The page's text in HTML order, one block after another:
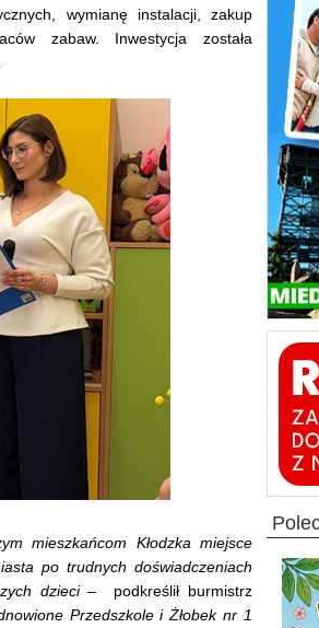
wymianę instalacji, zakup
zabaw. Inwestycja została
mieszkańcom Kłodzka miejsce
po trudnych doświadczeniach
dzieci – podkreślił burmistrz
Przedszkole i Żłobek nr 1